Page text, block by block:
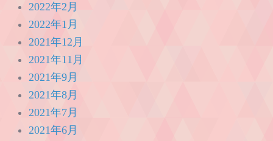
2022年2月
2022年1月
2021年12月
2021年11月
2021年9月
2021年8月
2021年7月
2021年6月